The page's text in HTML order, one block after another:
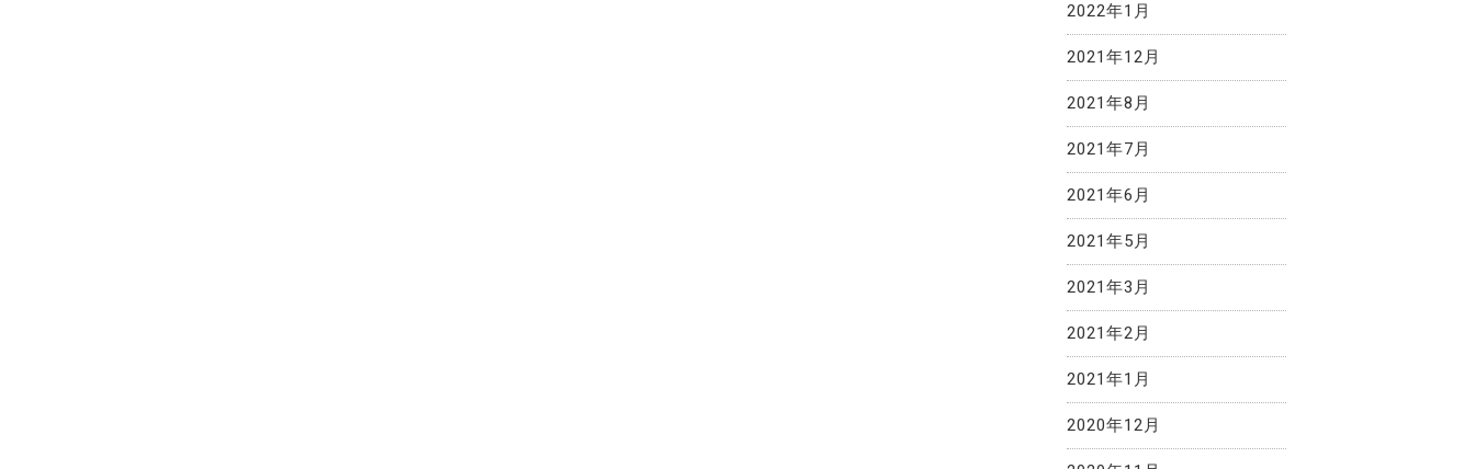
2022年1月
2021年12月
2021年8月
2021年7月
2021年6月
2021年5月
2021年3月
2021年2月
2021年1月
2020年12月